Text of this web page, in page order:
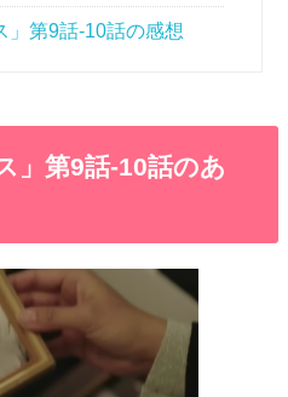
」第9話-10話の感想
」第9話-10話のあ